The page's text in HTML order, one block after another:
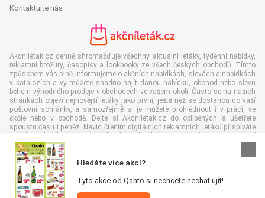
Hledáte více akcí?
Tyto akce od Qanto si nechcete nechat ujít!
Kontaktujte nás
Akcniletak.cz denně shromažďuje všechny aktuální letáky, týdenní nabídky,
reklamní brožury, časopisy a lookbooky ze všech českých obchodů. Tímto
způsobem vás plně informujeme o akčních nabídkách, slevách a nabídkách
v katalozích a vy můžete snadno najít danou nabídku, obchod nebo slevu
během výhodného prodeje v obchodech ve vašem okolí. Často se na našich
stránkách objeví nejnovější letáky jako první, ještě než se dostanou do vaší
poštovní schránky, a samozřejmě si je můžete prohlédnout i v práci, ve
škole nebo v obchodě. Dejte si Akcniletak.cz do oblíbených a ušetřete
spoustu času i peněz. Navíc čtením digitálních reklamních letáků přispíváte
také ke snížení množství papírového odpadu, což je dobré pro naše životní
prostředí.